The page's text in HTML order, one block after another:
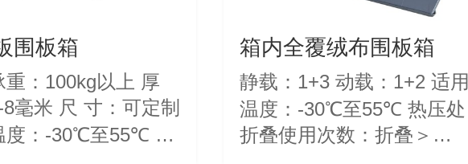
子行业 物流行业等
围板箱
重：100kg以上 厚
尺 寸：可定制
度：-30℃至55℃ 产
箱内全覆绒布围板箱
静载：1+3 动载：1+2 适用
温度：-30℃至55℃ 热压处
折叠使用次数：折叠＞